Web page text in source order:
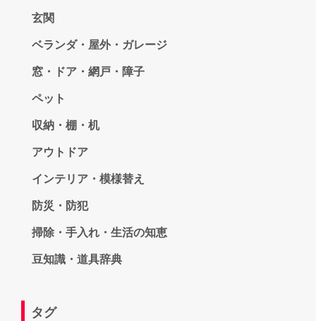
玄関
ベランダ・屋外・ガレージ
窓・ドア・網戸・障子
ペット
収納・棚・机
アウトドア
インテリア・模様替え
防災・防犯
掃除・手入れ・生活の知恵
豆知識・道具辞典
タグ